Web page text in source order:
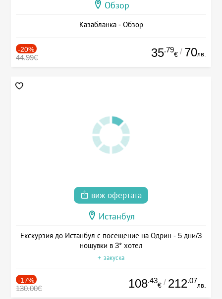
Обзор
Казабланка - Обзор
-20%
44.99€ 35.79
€ / 70лв.
виж офертата
Истанбул
Екскурзия до Истанбул с посещение на Одрин - 5 дни/3
нощувки в 3* хотел
+ закуска
-17%
130.00€ 108.43
€ / 212.07
лв.